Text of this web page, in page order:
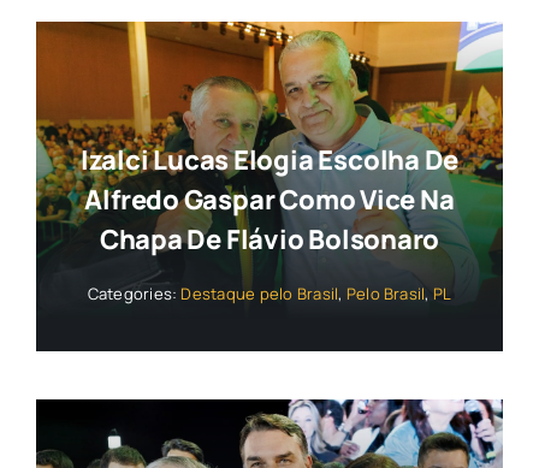
Izalci Lucas Elogia Escolha De
Alfredo Gaspar Como Vice Na
Chapa De Flávio Bolsonaro
Categories: Destaque pelo Brasil, Pelo Brasil, PL